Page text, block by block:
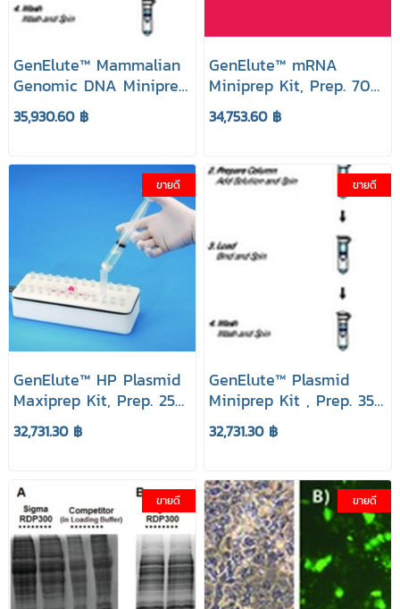
GenElute™ Mammalian
Genomic DNA Miniprep
Kits, Prep. 350 ยี่ห้อ
GenElute Sigma Aldrich
35,930.60 ฿
GenElute™ mRNA
Miniprep Kit, Prep. 70
ยี่ห้อ GenElute Sigma
Aldrich
34,753.60 ฿
ขายดี
GenElute™ HP Plasmid
Maxiprep Kit, Prep. 25
ยี่ห้อ GenElute Sigma
Aldrich
32,731.30 ฿
ขายดี
GenElute™ Plasmid
Miniprep Kit , Prep. 350
ยี่ห้อ GenElute Sigma
Aldrich
32,731.30 ฿
ขายดี ขายดี